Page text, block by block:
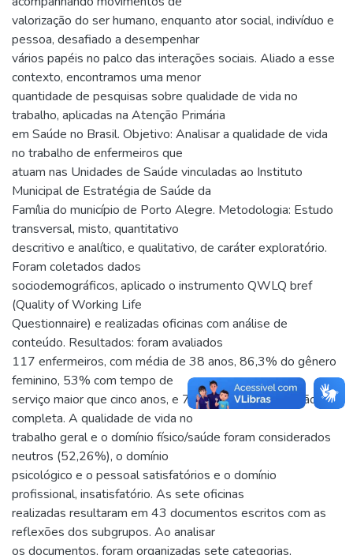
valorização do ser humano, enquanto ator social, indivíduo e
pessoa, desafiado a desempenhar
vários papéis no palco das interações sociais. Aliado a esse
contexto, encontramos uma menor
quantidade de pesquisas sobre qualidade de vida no
trabalho, aplicadas na Atenção Primária
em Saúde no Brasil. Objetivo: Analisar a qualidade de vida
no trabalho de enfermeiros que
atuam nas Unidades de Saúde vinculadas ao Instituto
Municipal de Estratégia de Saúde da
Família do município de Porto Alegre. Metodologia: Estudo
transversal, misto, quantitativo
descritivo e analítico, e qualitativo, de caráter exploratório.
Foram coletados dados
sociodemográficos, aplicado o instrumento QWLQ bref
(Quality of Working Life
Questionnaire) e realizadas oficinas com análise de
conteúdo. Resultados: foram avaliados
117 enfermeiros, com média de 38 anos, 86,3% do gênero
feminino, 53% com tempo de
serviço maior que cinco anos, e 70% com especialização
completa. A qualidade de vida no
trabalho geral e o domínio físico/saúde foram considerados
neutros (52,26%), o domínio
psicológico e o pessoal satisfatórios e o domínio
profissional, insatisfatório. As sete oficinas
realizadas resultaram em 43 documentos escritos com as
reflexões dos subgrupos. Ao analisar
os documentos, foram organizadas sete categorias,